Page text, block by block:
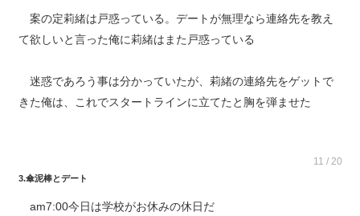
案の定莉緒は戸惑っている。デートが無理なら連絡先を教え
て欲しいと言った俺に莉緒はまた戸惑っている
迷惑であろう事は分かっていたが、莉緒の連絡先をゲットで
きた俺は、これでスタートラインに立てたと胸を弾ませた
11 / 20
3.傘泥棒とデート
am7:00今日は学校がお休みの休日だ